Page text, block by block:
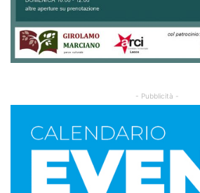
- Pubblicità -